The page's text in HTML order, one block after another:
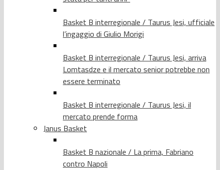
Basket B interregionale / Taurus Jesi, ufficiale
l’ingaggio di Giulio Morigi
Basket B interregionale / Taurus Jesi, arriva
Lomtasdze e il mercato senior potrebbe non
essere terminato
Basket B interregionale / Taurus Jesi, il
mercato prende forma
Janus Basket
Basket B nazionale / La prima, Fabriano
contro Napoli